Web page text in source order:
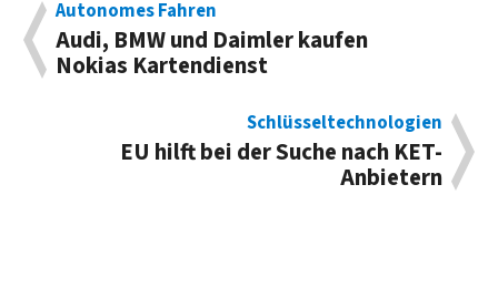
Autonomes Fahren
Audi, BMW und Daimler kaufen
Nokias Kartendienst
Schlüsseltechnologien
EU hilft bei der Suche nach KET-
Anbietern